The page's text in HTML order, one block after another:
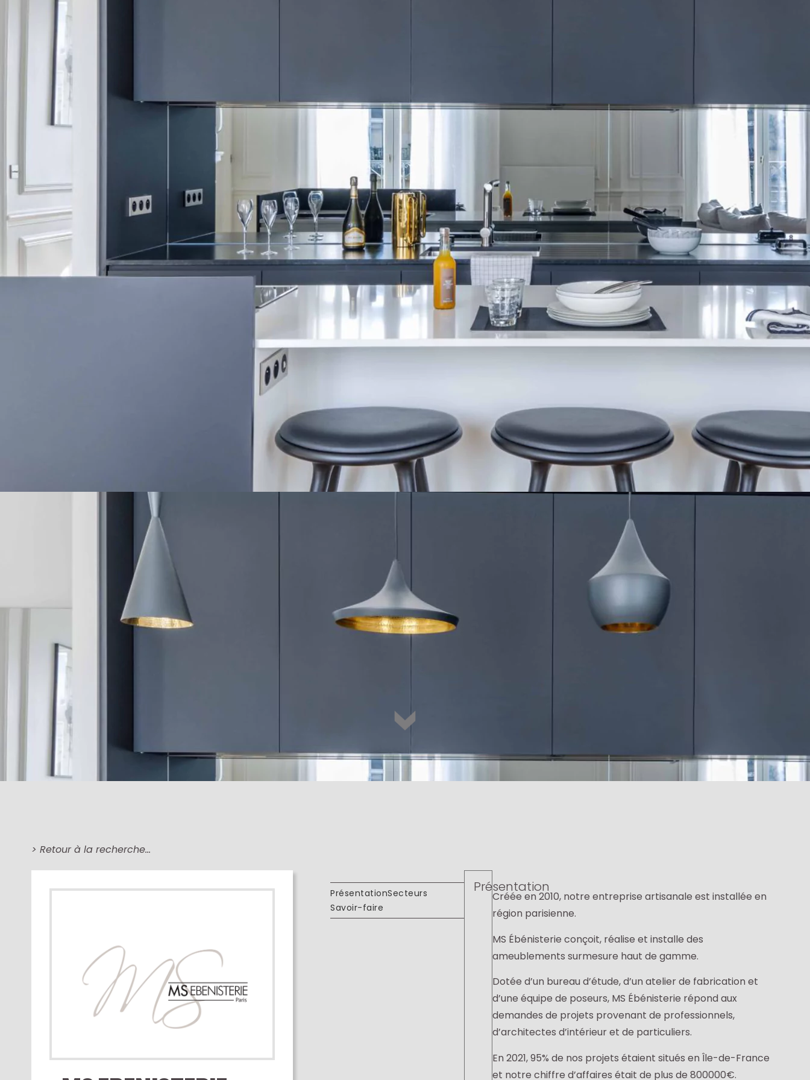
> Retour à la recherche…
PrésentationSecteurs
Savoir-faire
Présentation
Créée en 2010, notre entreprise artisanale est installée en
région parisienne.
MS Ébénisterie conçoit, réalise et installe des
ameublements surmesure haut de gamme.
Dotée d’un bureau d’étude, d’un atelier de fabrication et
d’une équipe de poseurs, MS Ébénisterie répond aux
demandes de projets provenant de professionnels,
d’architectes d’intérieur et de particuliers.
En 2021, 95% de nos projets étaient situés en Île-de-France
et notre chiffre d’affaires était de plus de 800000€.